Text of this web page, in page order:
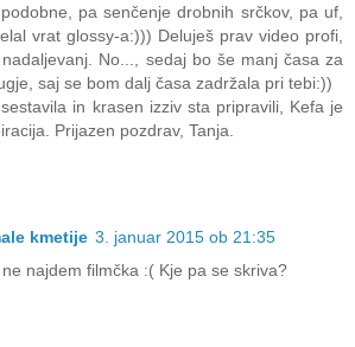
pa senčenje drobnih srčkov, pa uf,
vrat glossy-a:))) Deluješ prav video profi,
No..., sedaj bo še manj časa za
saj se bom dalj časa zadržala pri tebi:))
in krasen izziv sta pripravili, Kefa je
Prijazen pozdrav, Tanja.
kmetije 3. januar 2015 ob 21:35
najdem filmčka :( Kje pa se skriva?